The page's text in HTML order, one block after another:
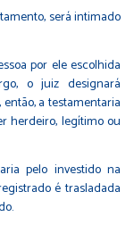
será intimado
por ele escolhida
o juiz designará
então, a testamentaria
herdeiro, legítimo ou
pelo investido na
é trasladada